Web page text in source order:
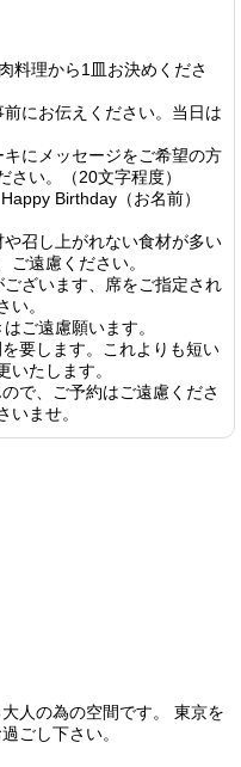
料理から1皿お決めくださ
前にお伝えください。当日は
キにメッセージをご希望の方
い。（20文字程度）
Birthday（お名前）
や召し上がれない食材が多い
遠慮ください。
ございます、席をご指定され
い。
ご遠慮願います。
要します。これよりも短い
いたします。
、ご予約はご遠慮くださ
いませ。
人の為の空間です。 東京を
ごし下さい。